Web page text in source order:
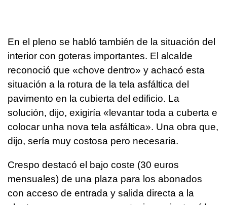
En el pleno se habló también de la situación del
interior con goteras importantes. El alcalde
reconoció que «chove dentro» y achacó esta
situación a la rotura de la tela asfáltica del
pavimento en la cubierta del edificio. La
solución, dijo, exigiría «levantar toda a cuberta e
colocar unha nova tela asfáltica». Una obra que,
dijo, sería muy costosa pero necesaria.
Crespo destacó el bajo coste (30 euros
mensuales) de una plaza para los abonados
con acceso de entrada y salida directa a la